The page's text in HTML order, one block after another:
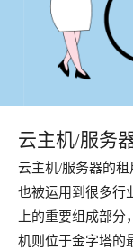
云主机/服务
云主机/服务器的租
也被运用到很多行
上的重要组成部分
机则位于金字塔的